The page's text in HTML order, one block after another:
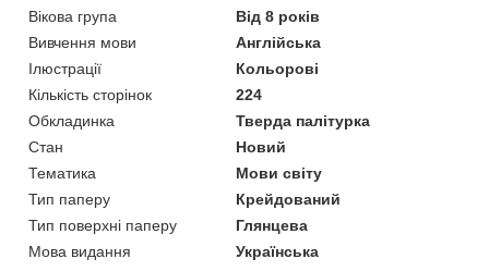
Вікова група
Від 8 років
Вивчення мови
Англійська
Ілюстрації
Кольорові
Кількість сторінок
224
Обкладинка
Тверда палітурка
Стан
Новий
Тематика
Мови світу
Тип паперу
Крейдований
Тип поверхні паперу
Глянцева
Мова видання
Українська